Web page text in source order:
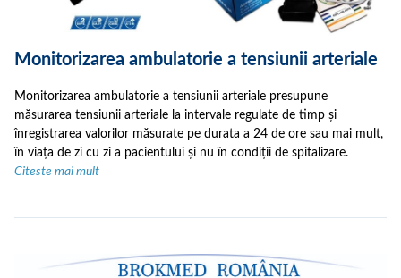
Monitorizarea ambulatorie a tensiunii arteriale
Monitorizarea ambulatorie a tensiunii arteriale presupune
măsurarea tensiunii arteriale la intervale regulate de timp și
înregistrarea valorilor măsurate pe durata a 24 de ore sau mai mult,
în viața de zi cu zi a pacientului și nu în condiții de spitalizare.
Citeste mai mult